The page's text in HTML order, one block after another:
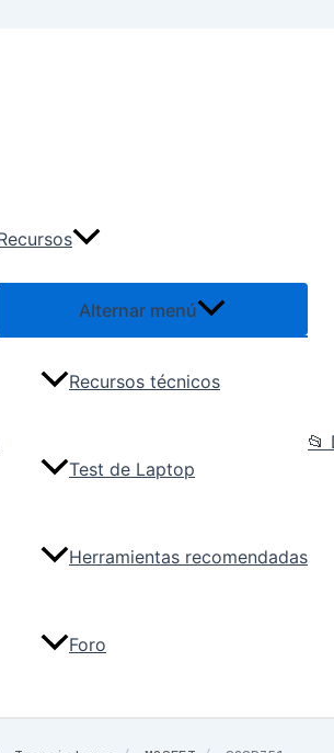
Alternar menú
Recursos técnicos
Test de Laptop
Herramientas recomendadas
Foro
📂